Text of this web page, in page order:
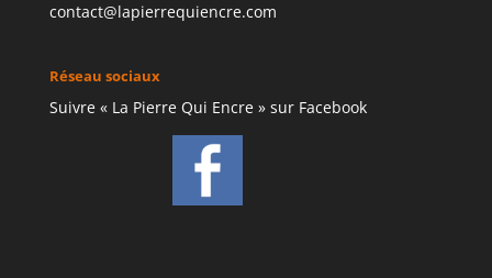
contact@lapierrequiencre.com
Réseau sociaux
Suivre « La Pierre Qui Encre » sur Facebook